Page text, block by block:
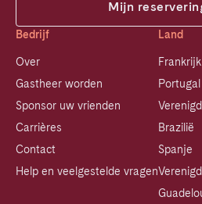
Mijn
Bedrijf
Over
Gastheer worden
Sponsor uw vrienden
Carrières
Contact
Help en veelgestelde vragen
Land
Frankrijk
Portugal
Brazilië
Spanje